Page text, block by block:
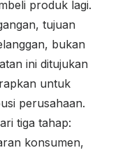
produk lagi.
tujuan
bukan
ini ditujukan
untuk
perusahaan.
tiga tahap:
konsumen,